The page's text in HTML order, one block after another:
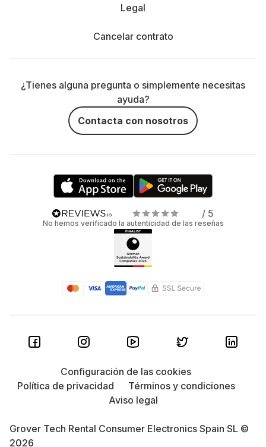
Legal
Cancelar contrato
¿Tienes alguna pregunta o simplemente necesitas
ayuda?
Contacta con nosotros
/ 5
No hemos verificado la autenticidad de las reseñas
Grover Tech Rental Consumer Electronics Spain SL ©
2026
Configuración de las cookies
Política de privacidad
Términos y condiciones
Aviso legal